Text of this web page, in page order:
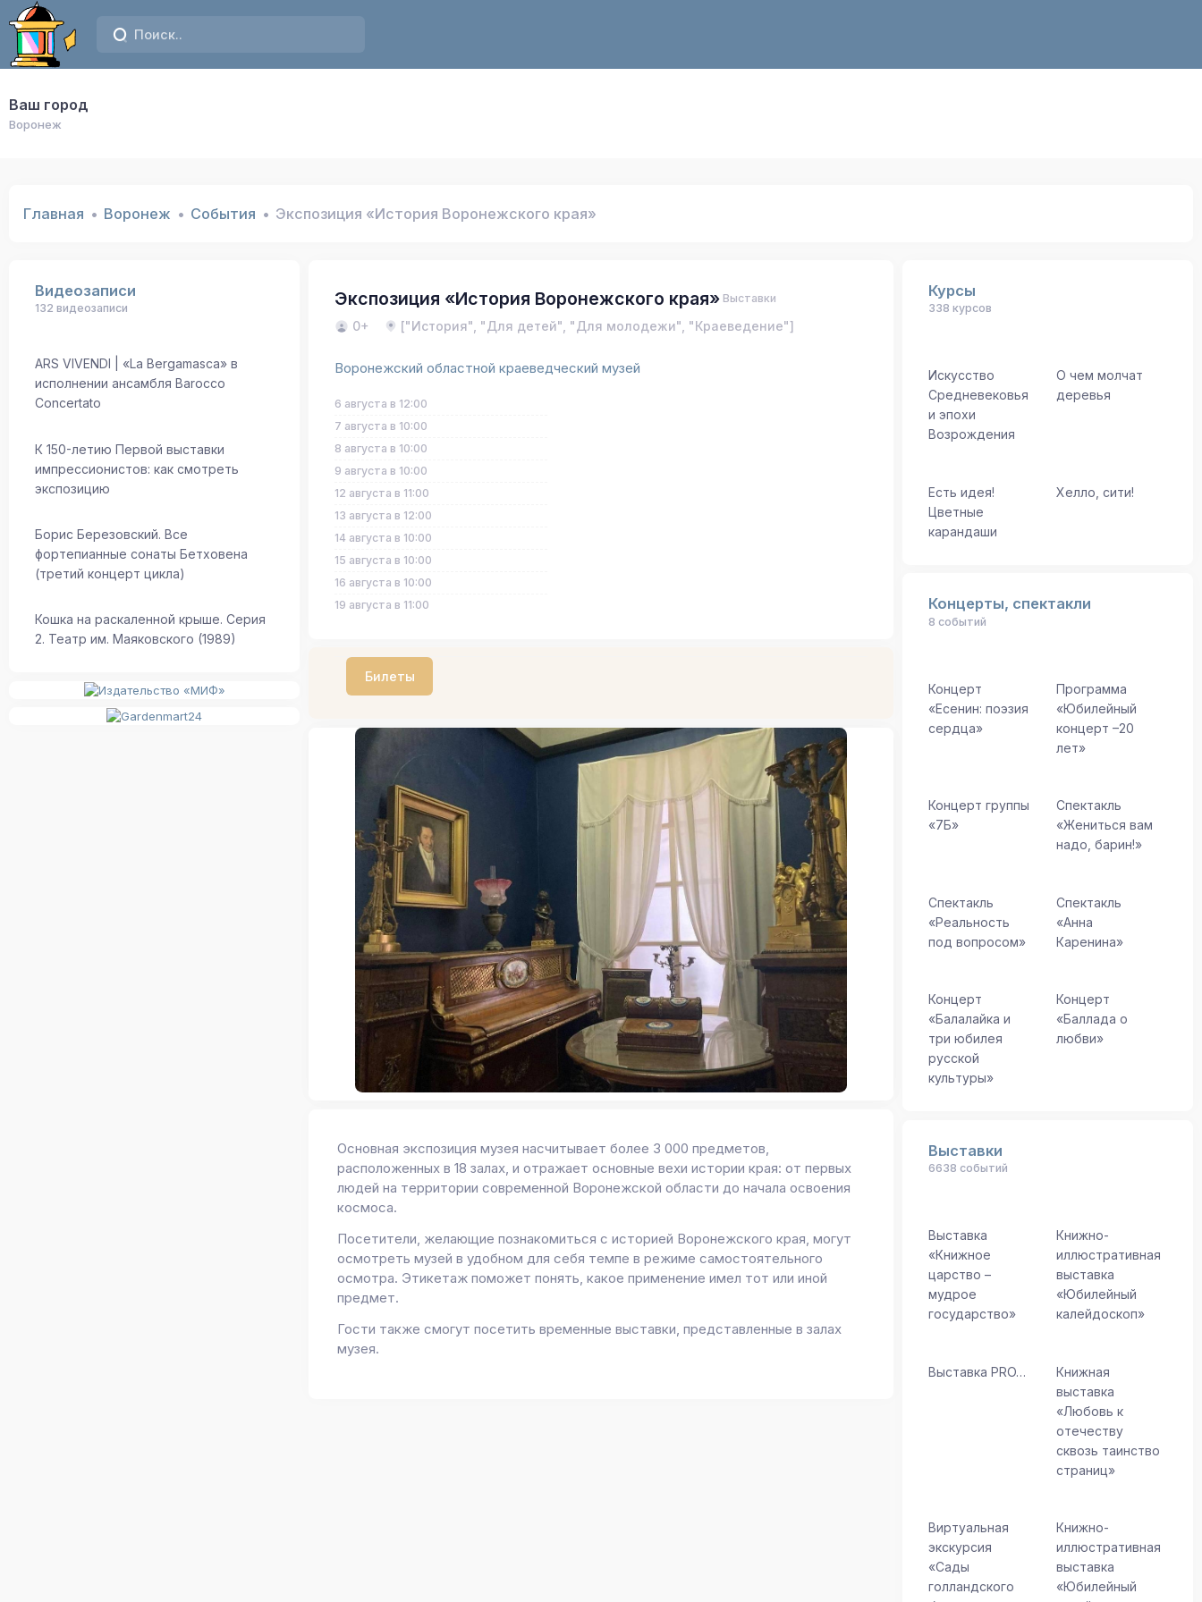
Ваш город
Воронеж
Главная Воронеж События Экспозиция «История Воронежского края»
Видеозаписи
132 видеозаписи
ARS VIVENDI | «La Bergamasca» в
исполнении ансамбля Barocco
Concertato
К 150-летию Первой выставки
импрессионистов: как смотреть
экспозицию
Борис Березовский. Все
фортепианные сонаты Бетховена
(третий концерт цикла)
Кошка на раскаленной крыше. Серия
2. Театр им. Маяковского (1989)
Экспозиция «История Воронежского края» Выставки
0+ ["История", "Для детей", "Для молодежи", "Краеведение"]
Воронежский областной краеведческий музей
6 августа в 12:00
7 августа в 10:00
8 августа в 10:00
9 августа в 10:00
12 августа в 11:00
13 августа в 12:00
14 августа в 10:00
15 августа в 10:00
16 августа в 10:00
19 августа в 11:00
Билеты
Основная экспозиция музея насчитывает более 3 000 предметов,
расположенных в 18 залах, и отражает основные вехи истории края: от первых
людей на территории современной Воронежской области до начала освоения
космоса.
Посетители, желающие познакомиться с историей Воронежского края, могут
осмотреть музей в удобном для себя темпе в режиме самостоятельного
осмотра. Этикетаж поможет понять, какое применение имел тот или иной
предмет.
Гости также смогут посетить временные выставки, представленные в залах
музея.
Курсы
338 курсов
Искусство
Средневековья
и эпохи
Возрождения
О чем молчат
деревья
Есть идея!
Цветные
карандаши
Хелло, сити!
Концерты, спектакли
8 событий
Концерт
«Есенин: поэзия
сердца»
Программа
«Юбилейный
концерт –20
лет»
Концерт группы
«7Б»
Спектакль
«Жениться вам
надо, барин!»
Спектакль
«Реальность
под вопросом»
Спектакль
«Анна
Каренина»
Концерт
«Балалайка и
три юбилея
русской
культуры»
Концерт
«Баллада о
любви»
Выставки
6638 событий
Выставка
«Книжное
царство –
мудрое
государство»
Книжно-
иллюстративная
выставка
«Юбилейный
калейдоскоп»
Выставка PRO…
Книжная
выставка
«Любовь к
отечеству
сквозь таинство
страниц»
Виртуальная
экскурсия
«Сады
голландского
Книжно-
иллюстративная
выставка
«Юбилейный